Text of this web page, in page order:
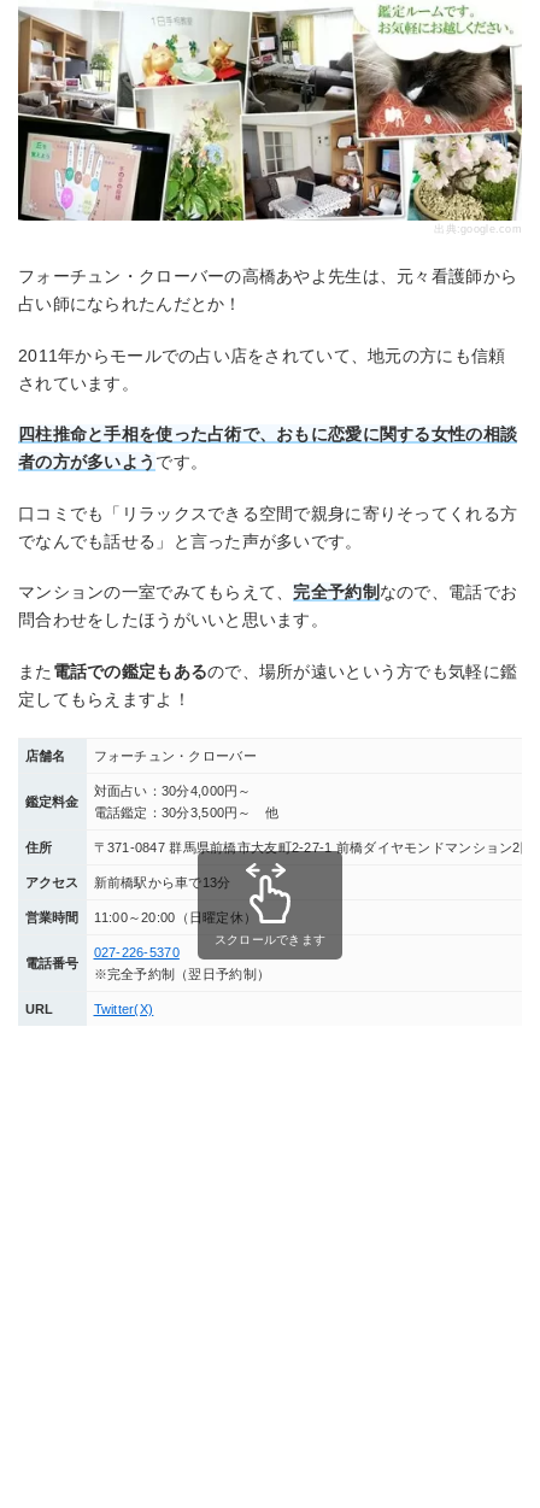
出典:google.com
フォーチュン・クローバーの高橋あやよ先生は、元々看護師から
占い師になられたんだとか！
2011年からモールでの占い店をされていて、地元の方にも信頼
されています。
四柱推命と手相を使った占術で、おもに恋愛に関する女性の相談
者の方が多いよう です。
口コミでも「リラックスできる空間で親身に寄りそってくれる方
でなんでも話せる」と言った声が多いです。
マンションの一室でみてもらえて、 完全予約制 なので、電話でお
問合わせをしたほうがいいと思います。
また 電話での鑑定もあるので、場所が遠いという方でも気軽に鑑
定してもらえますよ！
店舗名 フォーチュン・クローバー
鑑定料金
対面占い：30分4,000円～
電話鑑定：30分3,500円～ 他
住所 〒371-0847 群馬県前橋市大友町2-27-1 前橋ダイヤモンドマンション2階
アクセス 新前橋駅から車で13分
営業時間 11:00～20:00（日曜定休）
電話番号
027-226-5370
※完全予約制（翌日予約制）
URL Twitter(X)
スクロールできます